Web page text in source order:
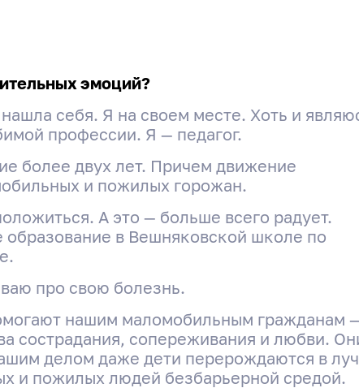
эмоций?
себя. Я на своем месте. Хоть и
профессии. Я — педагог.
более двух лет. Причем движение
и пожилых горожан.
А это — больше всего радует.
образование в Вешняковской школе по
про свою болезнь.
нашим маломобильным гражданам
сострадания, сопереживания и любви.
делом даже дети перерождаются в
и пожилых людей безбарьерной средой.